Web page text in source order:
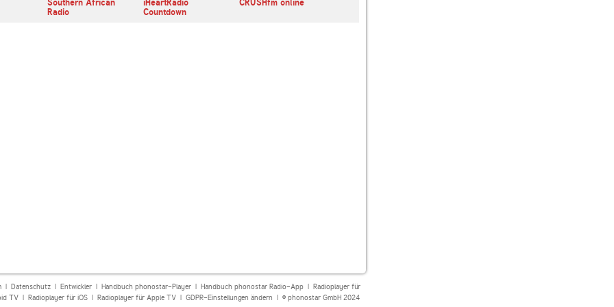
Southern African
Radio
iHeartRadio
Countdown
CRUSHfm online
| Datenschutz| Entwickler| Handbuch phonostar-Player| Handbuch phonostar Radio-App| Radioplayer für
TV| Radioplayer für iOS| Radioplayer für Apple TV| GDPR-Einstellungen ändern | © phonostar GmbH 2024